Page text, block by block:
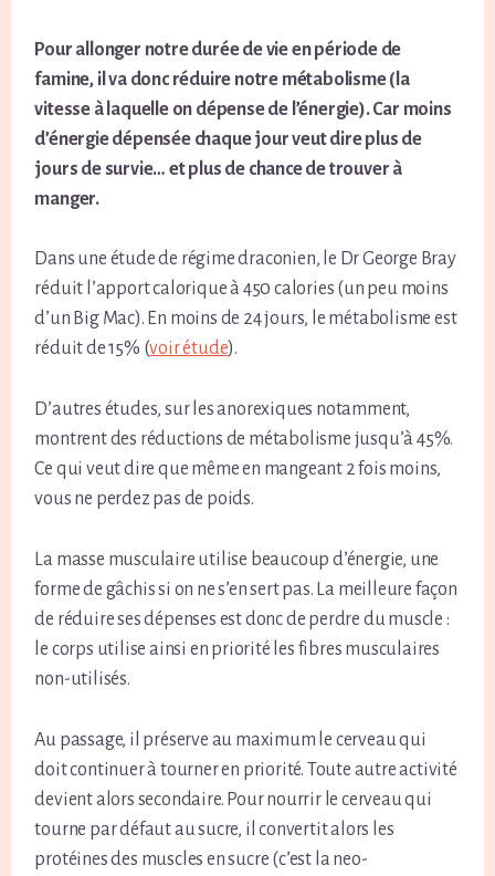
Pour allonger notre durée de vie en période de
famine, il va donc réduire notre métabolisme (la
vitesse à laquelle on dépense de l’énergie). Car moins
d’énergie dépensée chaque jour veut dire plus de
jours de survie… et plus de chance de trouver à
manger.
Dans une étude de régime draconien, le Dr George Bray
réduit l’apport calorique à 450 calories (un peu moins
d’un Big Mac). En moins de 24 jours, le métabolisme est
réduit de 15% (voir étude).
D’autres études, sur les anorexiques notamment,
montrent des réductions de métabolisme jusqu’à 45%.
Ce qui veut dire que même en mangeant 2 fois moins,
vous ne perdez pas de poids.
La masse musculaire utilise beaucoup d’énergie, une
forme de gâchis si on ne s’en sert pas. La meilleure façon
de réduire ses dépenses est donc de perdre du muscle :
le corps utilise ainsi en priorité les fibres musculaires
non-utilisés.
Au passage, il préserve au maximum le cerveau qui
doit continuer à tourner en priorité. Toute autre activité
devient alors secondaire. Pour nourrir le cerveau qui
tourne par défaut au sucre, il convertit alors les
protéines des muscles en sucre (c’est la neo-